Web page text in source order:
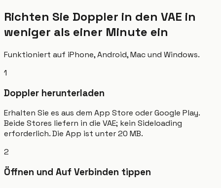
Richten Sie Doppler in den VAE in
weniger als einer Minute ein
Funktioniert auf iPhone, Android, Mac und Windows.
1
Doppler herunterladen
Erhalten Sie es aus dem App Store oder Google Play.
Beide Stores liefern in die VAE; kein Sideloading
erforderlich. Die App ist unter 20 MB.
2
Öffnen und Auf Verbinden tippen